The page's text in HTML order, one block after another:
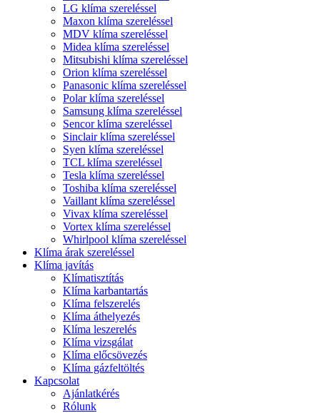
LG klíma szereléssel
Maxon klíma szereléssel
MDV klíma szereléssel
Midea klíma szereléssel
Mitsubishi klíma szereléssel
Orion klíma szereléssel
Panasonic klíma szereléssel
Polar klíma szereléssel
Samsung klíma szereléssel
Sencor klíma szereléssel
Sinclair klíma szereléssel
Syen klíma szereléssel
TCL klíma szereléssel
Tesla klíma szereléssel
Toshiba klíma szereléssel
Vaillant klíma szereléssel
Vivax klíma szereléssel
Vortex klíma szereléssel
Whirlpool klíma szereléssel
Klíma árak szereléssel
Klíma javítás
Klímatisztítás
Klíma karbantartás
Klíma felszerelés
Klíma áthelyezés
Klíma leszerelés
Klíma vizsgálat
Klíma előcsövezés
Klíma gázfeltöltés
Kapcsolat
Ajánlatkérés
Rólunk